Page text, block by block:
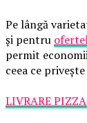
Pe lângă
și pentru
permit
ceea ce
LIVRARE